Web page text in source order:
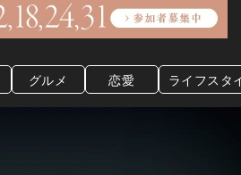
グルメ 恋愛 ライフスタ